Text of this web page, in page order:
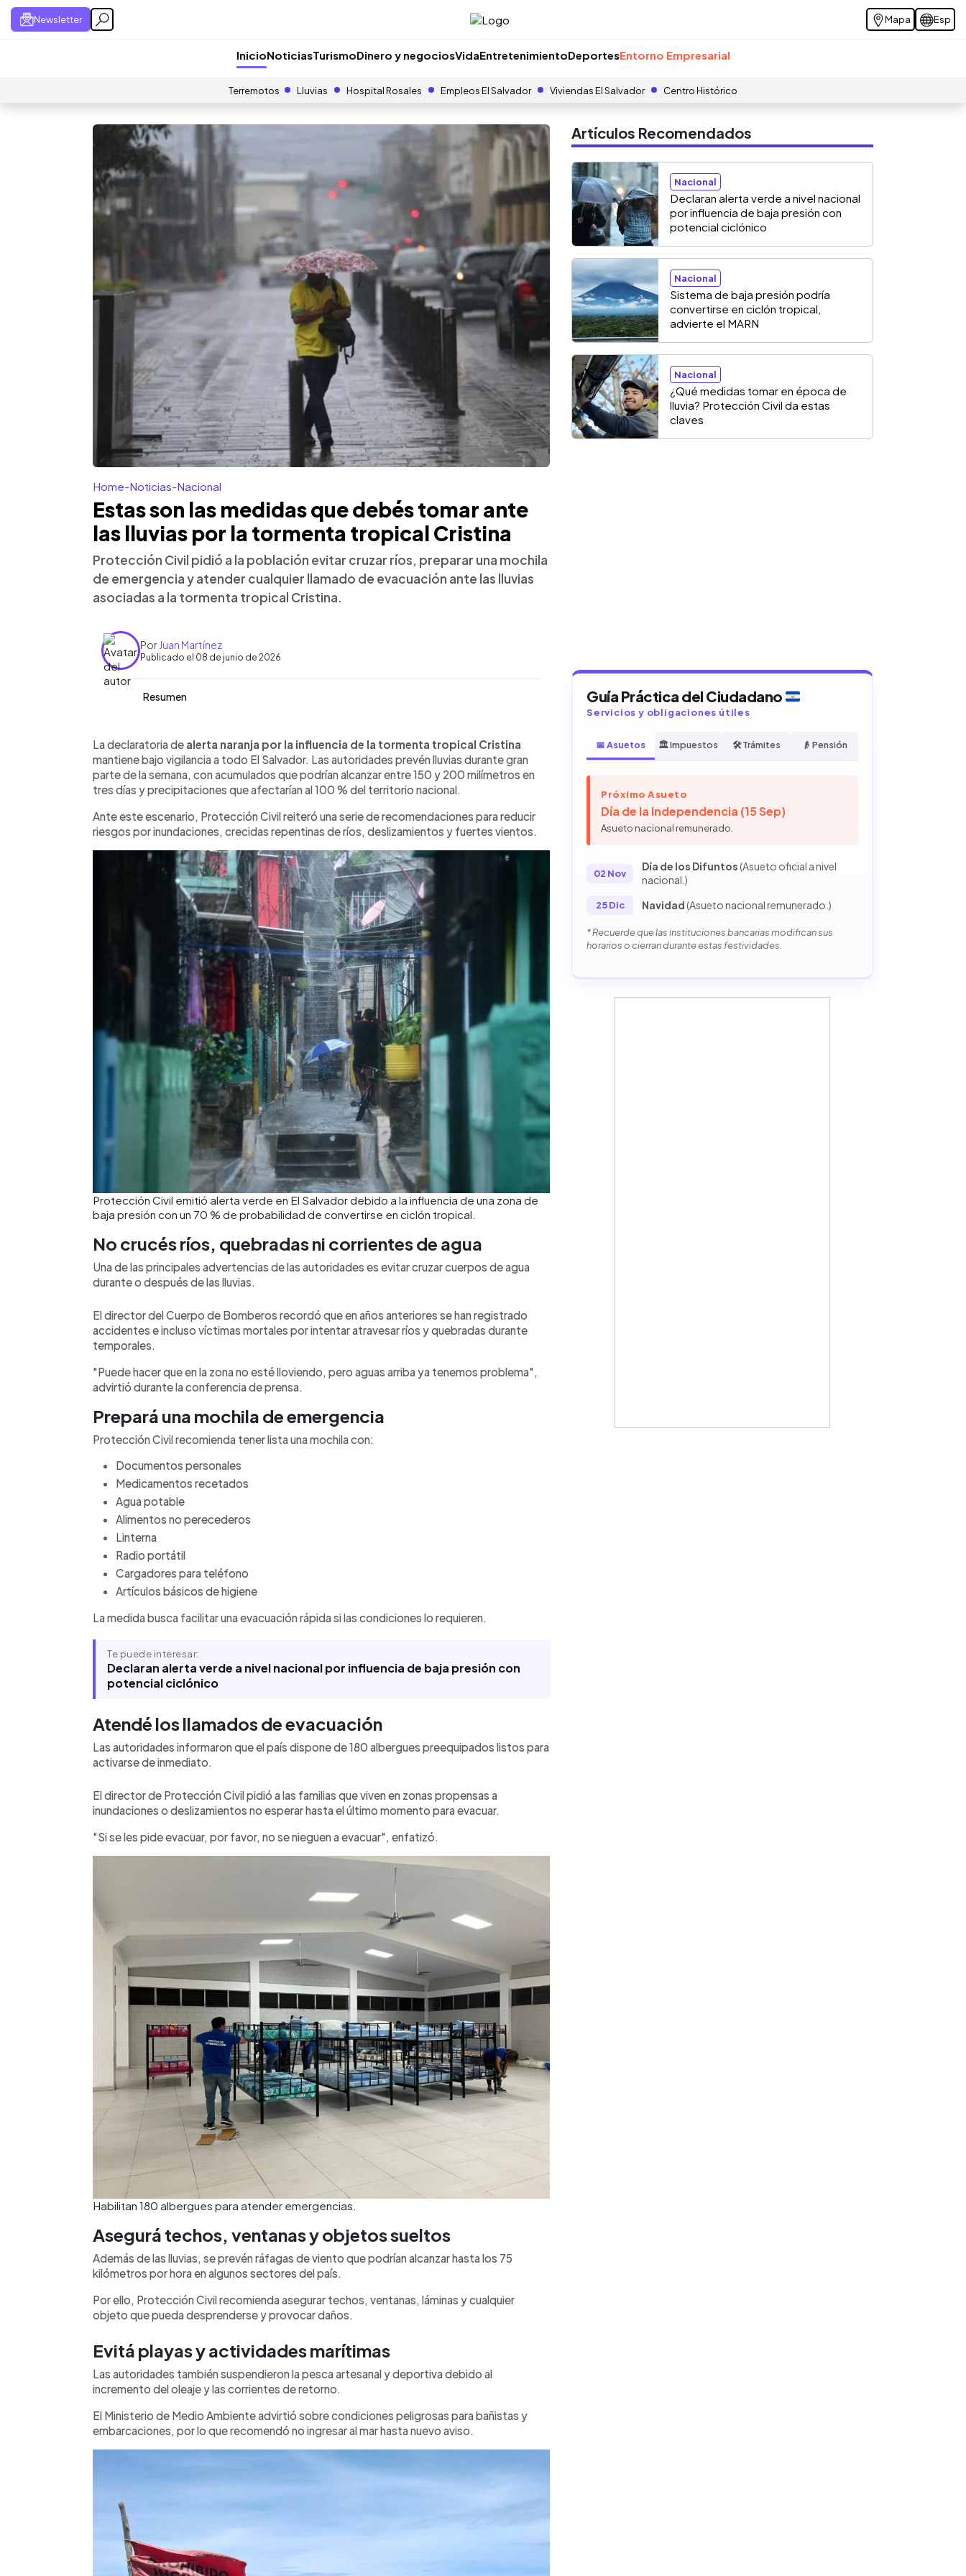
Newsletter Mapa Esp
InicioNoticiasTurismoDinero y negociosVidaEntretenimientoDeportesEntorno Empresarial
Terremotos Lluvias Hospital Rosales Empleos El Salvador Viviendas El Salvador Centro Histórico
Home-Noticias-Nacional
Estas son las medidas que debés tomar ante
las lluvias por la tormenta tropical Cristina
Protección Civil pidió a la población evitar cruzar ríos, preparar una mochila
de emergencia y atender cualquier llamado de evacuación ante las lluvias
asociadas a la tormenta tropical Cristina.
Por Juan Martínez
Publicado el 08 de junio de 2026
Resumen
► Escuchar artículo
La alerta naranja por la influencia de la tormenta tropical Cristina mantiene
bajo vigilancia a todo El Salvador. Protección Civil llamó a la población a
extremar precauciones ante las lluvias, que podrían dejar acumulados
importantes durante los próximos días. Entre las principales
mochila de emergencia y atender cualquier llamado de evacuación. Las
autoridades también pidieron asegurar techos y objetos expuestos al
viento, evitar actividades marítimas y mantenerse informados por canales
oficiales. El país cuenta con 180 albergues preequipados listos para recibir
a familias evacuadas si las condiciones lo requieren.
La declaratoria de alerta naranja por la influencia de la tormenta tropical Cristina
mantiene bajo vigilancia a todo El Salvador. Las autoridades prevén lluvias durante gran
parte de la semana, con acumulados que podrían alcanzar entre 150 y 200 milímetros en
tres días y precipitaciones que afectarían al 100 % del territorio nacional.
Ante este escenario, Protección Civil reiteró una serie de recomendaciones para reducir
riesgos por inundaciones, crecidas repentinas de ríos, deslizamientos y fuertes vientos.
Protección Civil emitió alerta verde en El Salvador debido a la influencia de una zona de
baja presión con un 70 % de probabilidad de convertirse en ciclón tropical.
No crucés ríos, quebradas ni corrientes de agua
Una de las principales advertencias de las autoridades es evitar cruzar cuerpos de agua
durante o después de las lluvias.
El director del Cuerpo de Bomberos recordó que en años anteriores se han registrado
accidentes e incluso víctimas mortales por intentar atravesar ríos y quebradas durante
temporales.
"Puede hacer que en la zona no esté lloviendo, pero aguas arriba ya tenemos problema",
advirtió durante la conferencia de prensa.
Prepará una mochila de emergencia
Protección Civil recomienda tener lista una mochila con:
Documentos personales
Medicamentos recetados
Agua potable
Alimentos no perecederos
Linterna
Radio portátil
Cargadores para teléfono
Artículos básicos de higiene
La medida busca facilitar una evacuación rápida si las condiciones lo requieren.
Te puede interesar:
Declaran alerta verde a nivel nacional por influencia de baja presión con
potencial ciclónico
Atendé los llamados de evacuación
Las autoridades informaron que el país dispone de 180 albergues preequipados listos para
activarse de inmediato.
El director de Protección Civil pidió a las familias que viven en zonas propensas a
inundaciones o deslizamientos no esperar hasta el último momento para evacuar.
"Si se les pide evacuar, por favor, no se nieguen a evacuar", enfatizó.
Habilitan 180 albergues para atender emergencias.
Asegurá techos, ventanas y objetos sueltos
Además de las lluvias, se prevén ráfagas de viento que podrían alcanzar hasta los 75
kilómetros por hora en algunos sectores del país.
Por ello, Protección Civil recomienda asegurar techos, ventanas, láminas y cualquier
objeto que pueda desprenderse y provocar daños.
Evitá playas y actividades marítimas
Las autoridades también suspendieron la pesca artesanal y deportiva debido al
incremento del oleaje y las corrientes de retorno.
El Ministerio de Medio Ambiente advirtió sobre condiciones peligrosas para bañistas y
embarcaciones, por lo que recomendó no ingresar al mar hasta nuevo aviso.
Artículos Recomendados
Nacional
Declaran alerta verde a nivel nacional
por influencia de baja presión con
potencial ciclónico
Nacional
Sistema de baja presión podría
convertirse en ciclón tropical,
advierte el MARN
Nacional
¿Qué medidas tomar en época de
lluvia? Protección Civil da estas
claves
Guía Práctica del Ciudadano
Servicios y obligaciones útiles
📅 Asuetos 🏛️ Impuestos 🛠️ Trámites 👴 Pensión
Próximo Asueto
Día de la Independencia (15 Sep)
Asueto nacional remunerado.
02 Nov
Día de los Difuntos(Asueto oficial a nivel
nacional.)
25 Dic Navidad(Asueto nacional remunerado.)
* Recuerde que las instituciones bancarias modifican sus
horarios o cierran durante estas festividades.